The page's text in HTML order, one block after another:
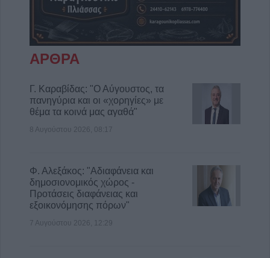
ΑΡΘΡΑ
Γ. Καραβίδας: "Ο Αύγουστος, τα
πανηγύρια και οι «χορηγίες» με
θέμα τα κοινά μας αγαθά"
8 Αυγούστου 2026, 08:17
Φ. Αλεξάκος: "Αδιαφάνεια και
δημοσιονομικός χώρος -
Προτάσεις διαφάνειας και
εξοικονόμησης πόρων"
7 Αυγούστου 2026, 12:29